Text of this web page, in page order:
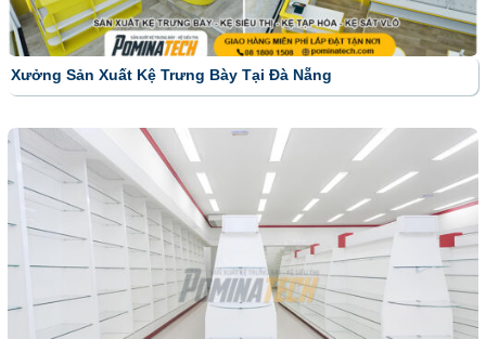
Xưởng Sản Xuất Kệ Trưng Bày Tại Đà Nẵng